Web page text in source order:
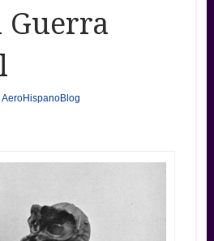
Guerra
AeroHispanoBlog